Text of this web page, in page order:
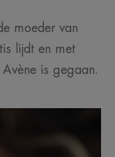
moeder van
lijdt en met
is gegaan.